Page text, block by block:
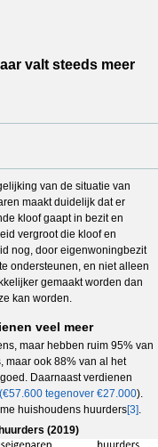
valt steeds meer
van de situatie van
maakt duidelijk dat er
kloof gaapt in bezit en
vergroot die kloof en
nog, door eigenwoningbezit
ondersteunen, en niet alleen
gemaakt worden dan
kan worden.
veel meer
maar hebben ruim 95% van
maar ook 88% van al het
Daarnaast verdienen
(€57.600 tegenover €27.000).
huishoudens huurders[3].
(2019)